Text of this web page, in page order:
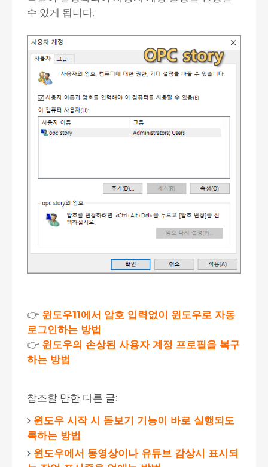
수 있게 됩니다.
👉 윈도우11에서 암호 입력없이 윈도우로 자동
로그인하는 방법
👉 윈도우의 손상된 사용자 계정 프로필을 복구
하는 방법
참조할 만한 다른 글:
윈도우 시작 시 돋보기 기능이 바로 실행되도
록하는 방법
윈도우에서 동영상이나 유튜브 감상시 표시되